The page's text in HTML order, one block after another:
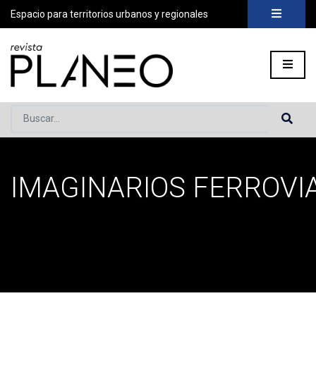
Espacio para territorios urbanos y regionales
Buscar...
Portada» imaginarios ferroviarios
IMAGINARIOS